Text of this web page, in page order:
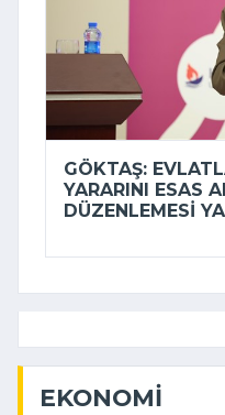
GÖKTAŞ:
YARARINI ESAS
DÜZENLEMESI
EKONOMI